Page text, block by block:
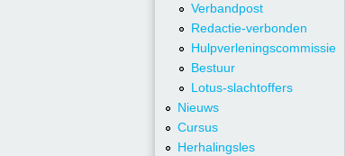
Verbandpost
Redactie-verbonden
Hulpverleningscommissie
Bestuur
Lotus-slachtoffers
Nieuws
Cursus
Herhalingsles